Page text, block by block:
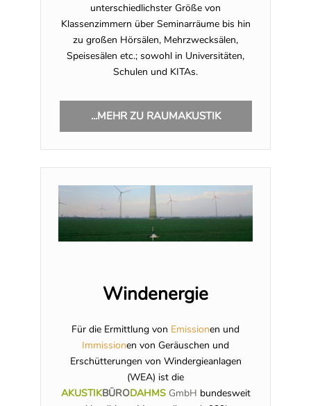
unterschiedlichster Größe von
Klassenzimmern über Seminarräume bis hin
zu großen Hörsälen, Mehrzwecksälen,
Speisesälen etc.; sowohl in Universitäten,
Schulen und KITAs.
...MEHR ZU RAUMAKUSTIK
Windenergie
Für die Ermittlung von Emissionen und
Immissionen von Geräuschen und
Erschütterungen von Windergieanlagen
(WEA) ist die
AKUSTIKBÜRODAHMS GmbH bundesweit